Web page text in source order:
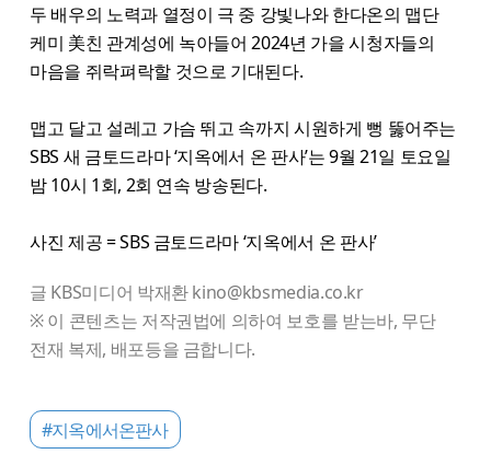
두 배우의 노력과 열정이 극 중 강빛나와 한다온의 맵단
케미 美친 관계성에 녹아들어 2024년 가을 시청자들의
마음을 쥐락펴락할 것으로 기대된다.
맵고 달고 설레고 가슴 뛰고 속까지 시원하게 뻥 뚫어주는
SBS 새 금토드라마 ‘지옥에서 온 판사’는 9월 21일 토요일
밤 10시 1회, 2회 연속 방송된다.
사진 제공 = SBS 금토드라마 ‘지옥에서 온 판사’
글 KBS미디어 박재환 kino@kbsmedia.co.kr
※ 이 콘텐츠는 저작권법에 의하여 보호를 받는바, 무단
전재 복제, 배포등을 금합니다.
#지옥에서온판사